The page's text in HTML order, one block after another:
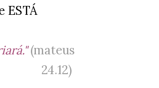
ESTÁ
(mateus
24.12)